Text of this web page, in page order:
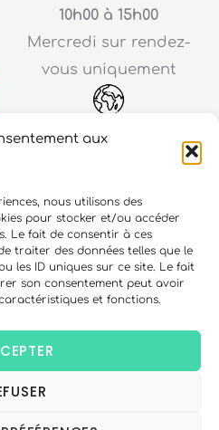
aux
nous utilisons des
pour stocker et/ou accéder
Le fait de consentir à ces
traiter des données telles que le
les ID uniques sur ce site. Le fait
son consentement peut avoir
et fonctions.
10h00 à 15h00
Mercredi sur rendez-
vous uniquement
30 rue Edouard Richard
68000 Colmar
Téléphone
2026 FlexTrott.
Légales